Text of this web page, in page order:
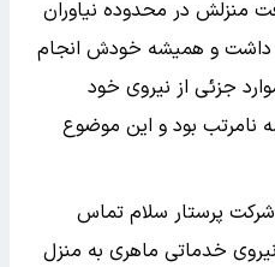
منزلش در محدوده نیاوران
داشت و همیشه خودش انجام
جزئی از نیروی خود
نامرتب بود و این موضوع
پرستار سلام تماس
خدماتی ماهری به منزل